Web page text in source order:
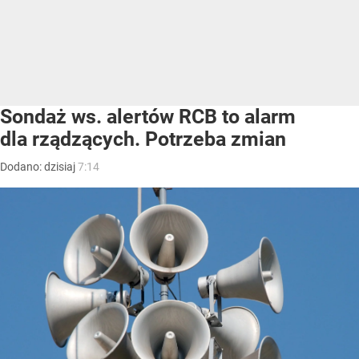
Sondaż ws. alertów RCB to alarm
dla rządzących. Potrzeba zmian
Dodano:dzisiaj7:14